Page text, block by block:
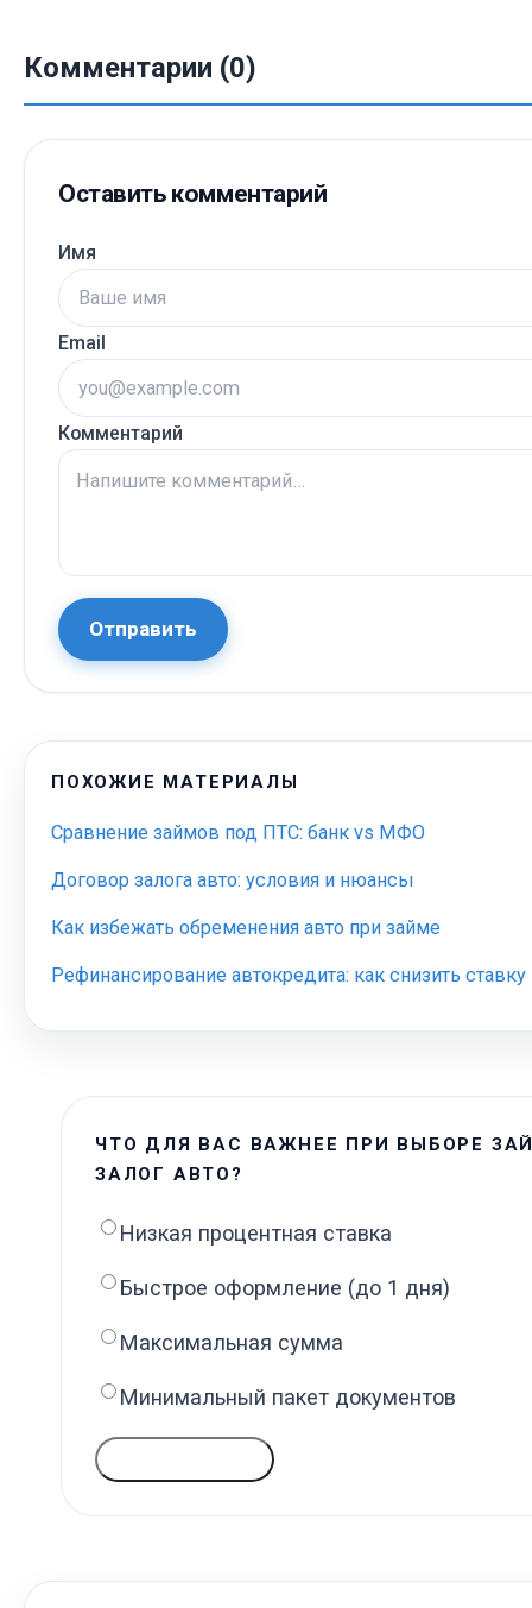
Комментарии (0)
Оставить комментарий
Имя
Email
Комментарий
Отправить
ПОХОЖИЕ МАТЕРИАЛЫ
Сравнение займов под ПТС: банк vs МФО
Договор залога авто: условия и нюансы
Как избежать обременения авто при займе
Рефинансирование автокредита: как снизить ставку
ЧТО ДЛЯ ВАС ВАЖНЕЕ ПРИ ВЫБОРЕ
ЗАЛОГ АВТО?
Низкая процентная ставка
Быстрое оформление (до 1 дня)
Максимальная сумма
Минимальный пакет документов